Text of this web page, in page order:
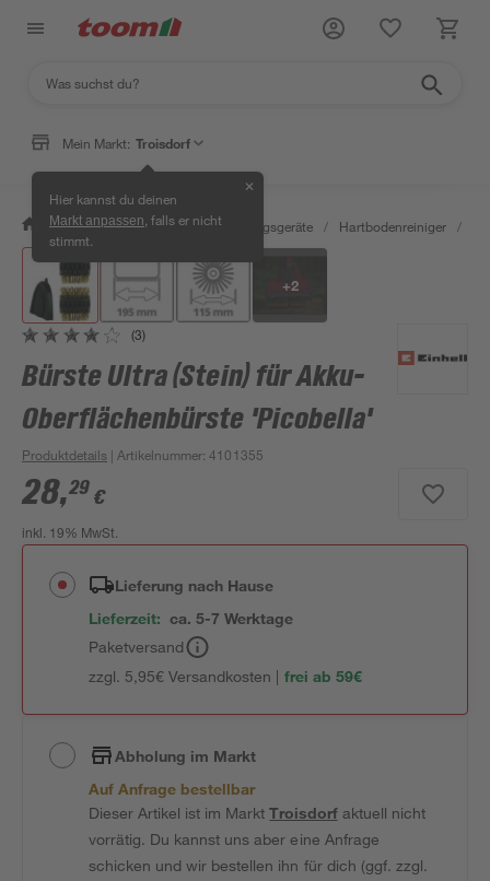
Mein Markt: Troisdorf
Hier kannst du deinen
Markt anpassen , falls er nicht
stimmt.
✕
/ Wohnen & Haushalt / Reinigungsgeräte / Hartbodenreiniger /
+2
(3)
Bürste Ultra (Stein) für Akku-
Oberflächenbürste 'Picobella'
Produktdetails | Artikelnummer:4101355
28,29 €
inkl. 19% MwSt.
Lieferung nach Hause
Lieferzeit: ca. 5-7 Werktage
Paketversand
zzgl. 5,95€ Versandkosten | frei ab 59€
Abholung im Markt
Auf Anfrage bestellbar
Dieser Artikel ist im MarktTroisdorfaktuell nicht
vorrätig. Du kannst uns aber eine Anfrage
schicken und wir bestellen ihn für dich (ggf. zzgl.